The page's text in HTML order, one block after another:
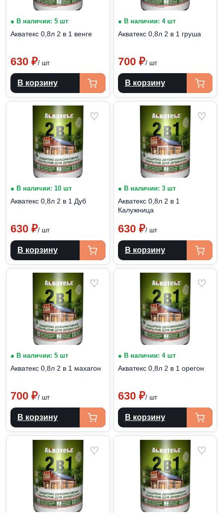
● В наличии: 5 шт
Акватекс 0,8л 2 в 1 венге
630 ₽/ шт
В корзину
● В наличии: 4 шт
Акватекс 0,8л 2 в 1 груша
700 ₽/ шт
В корзину
♡
● В наличии: 10 шт
Акватекс 0,8л 2 в 1 Дуб
630 ₽/ шт
В корзину
♡
● В наличии: 3 шт
Акватекс 0,8л 2 в 1
Калужница
630 ₽/ шт
В корзину
♡
● В наличии: 5 шт
Акватекс 0,8л 2 в 1 махагон
700 ₽/ шт
В корзину
♡
● В наличии: 4 шт
Акватекс 0,8л 2 в 1 орегон
630 ₽/ шт
В корзину
♡ ♡